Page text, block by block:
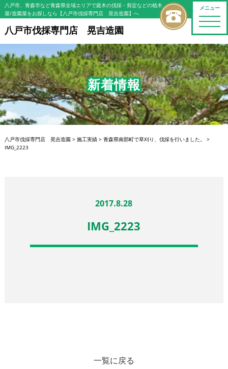
メニュー
toggle
八戸市、青森市など青森県全域エリアで庭木の伐採・剪定などの植木
屋/造園屋をお探しなら【八戸市伐採専門店 晃吉造園】へ
八戸市伐採専門店 晃吉造園
新着情報
八戸市伐採専門店 晃吉造園> 施工実績> 青森県南部町で草刈り、伐採を行いました。
>
IMG_2223
2017.8.28
IMG_2223
一覧に戻る